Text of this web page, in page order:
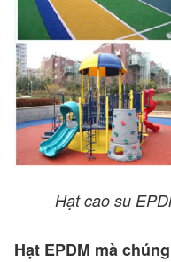
Hạt cao su
Hạt EPDM mà